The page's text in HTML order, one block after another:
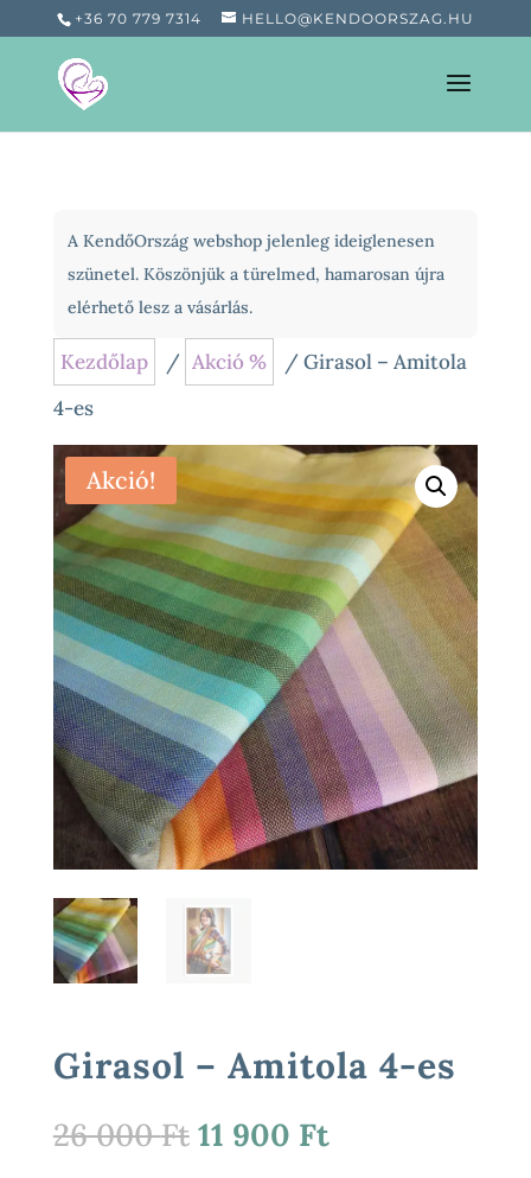
+36 70 779 7314 HELLO@KENDOORSZAG.HU
A KendőOrszág webshop jelenleg ideiglenesen
szünetel. Köszönjük a türelmed, hamarosan újra
elérhető lesz a vásárlás.
Kezdőlap / Akció %
/ Girasol – Amitola
4-es
Akció!
Girasol – Amitola 4-es
26 000Ft Original
11 900 FtCurrent